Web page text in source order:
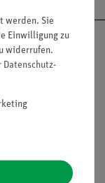
werden. Sie
Einwilligung zu
widerrufen.
Daten­schutz­